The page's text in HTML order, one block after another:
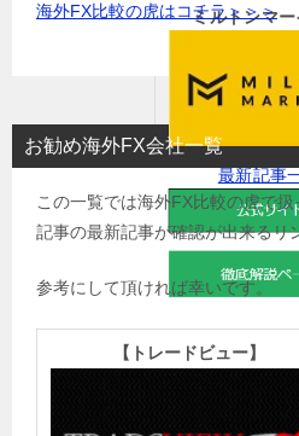
ミルトンマー
最新記事
海外FX比較の虎はコチラ＞＞＞
お勧め海外FX会社一覧
この一覧では海外FX比較の虎で
記事の最新記事が確認が出来るリ
参考にして頂ければ幸いです。
【 トレードビュー】